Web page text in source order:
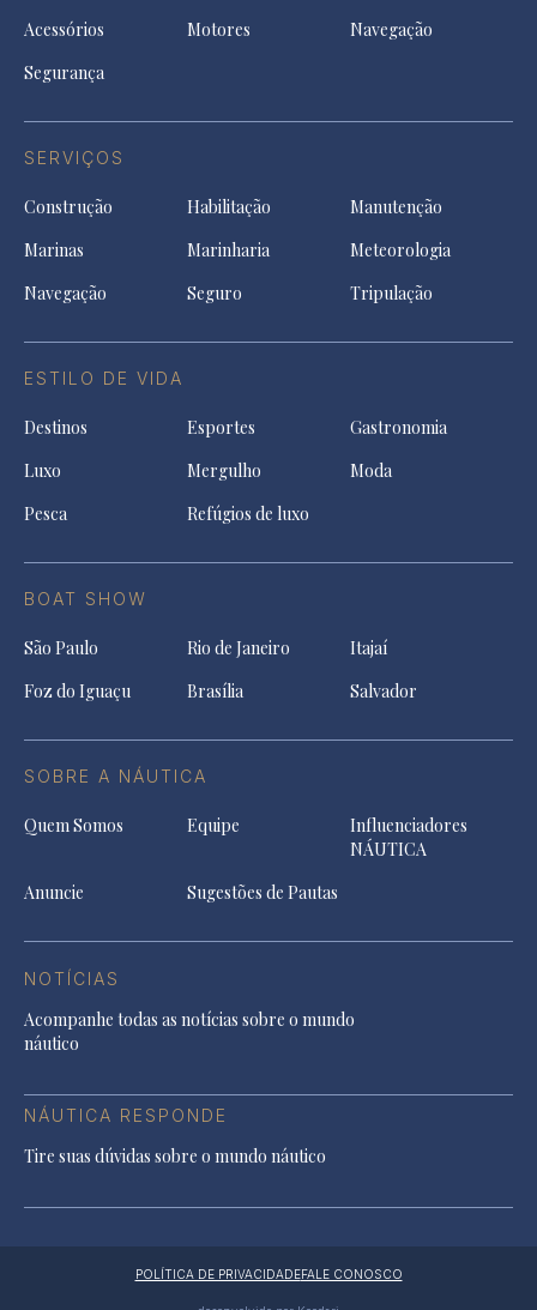
Acessórios Motores
Navegação
Segurança
SERVIÇOS
Construção Habilitação
Manutenção
Marinas
Marinharia
Meteorologia
Navegação
Seguro Tripulação
ESTILO DE VIDA
Destinos Esportes
Gastronomia
Luxo
Mergulho
Moda
Pesca
Refúgios de luxo
BOAT SHOW
São Paulo Rio de Janeiro
Itajaí
Foz do Iguaçu
Brasília Salvador
SOBRE A NÁUTICA
Quem Somos Equipe
Influenciadores
NÁUTICA
Anuncie
Sugestões de Pautas
NOTÍCIAS
Acompanhe todas as notícias sobre o mundo
náutico
NÁUTICA RESPONDE
Tire suas dúvidas sobre o mundo náutico
POLÍTICA DE PRIVACIDADEFALE CONOSCO